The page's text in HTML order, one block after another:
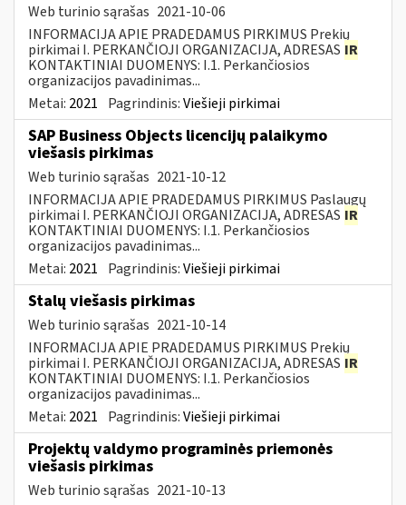
Web turinio sąrašas 2021-10-06
INFORMACIJA APIE PRADEDAMUS PIRKIMUS Prekių
pirkimai I. PERKANČIOJI ORGANIZACIJA, ADRESAS IR
KONTAKTINIAI DUOMENYS: I.1. Perkančiosios
organizacijos pavadinimas...
Metai: 2021 Pagrindinis:Viešieji pirkimai
SAP Business Objects licencijų palaikymo
viešasis pirkimas
Web turinio sąrašas 2021-10-12
INFORMACIJA APIE PRADEDAMUS PIRKIMUS Paslaugų
pirkimai I. PERKANČIOJI ORGANIZACIJA, ADRESAS IR
KONTAKTINIAI DUOMENYS: I.1. Perkančiosios
organizacijos pavadinimas...
Metai: 2021 Pagrindinis:Viešieji pirkimai
Stalų viešasis pirkimas
Web turinio sąrašas 2021-10-14
INFORMACIJA APIE PRADEDAMUS PIRKIMUS Prekių
pirkimai I. PERKANČIOJI ORGANIZACIJA, ADRESAS IR
KONTAKTINIAI DUOMENYS: I.1. Perkančiosios
organizacijos pavadinimas...
Metai: 2021 Pagrindinis:Viešieji pirkimai
Projektų valdymo programinės priemonės
viešasis pirkimas
Web turinio sąrašas 2021-10-13